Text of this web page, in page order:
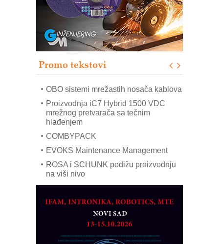
Promo tekstovi
IB BLUMENAUER - više od 40 godina
poverenja u industriji
RMQ-TITAN ADVANCED INDICATOR
– Pametna signalizacija za efikasnije
upravljanje mašinama
Mitutoyo Crysta-Apex V PLUS: Nova
OBO sistemi mrežastih nosača kablova
Proizvodnja iC7 Hybrid 1500 VDC
mrežnog pretvarača sa tečnim
hlađenjem
COMBYPACK
EVOKS Maintenance Management
ROSA i SCHUNK podižu proizvodnju
na viši nivo
MAREX - Lim i mašine za savremena
Marcom-plast d.o.o.- vaš pouzdan
partner